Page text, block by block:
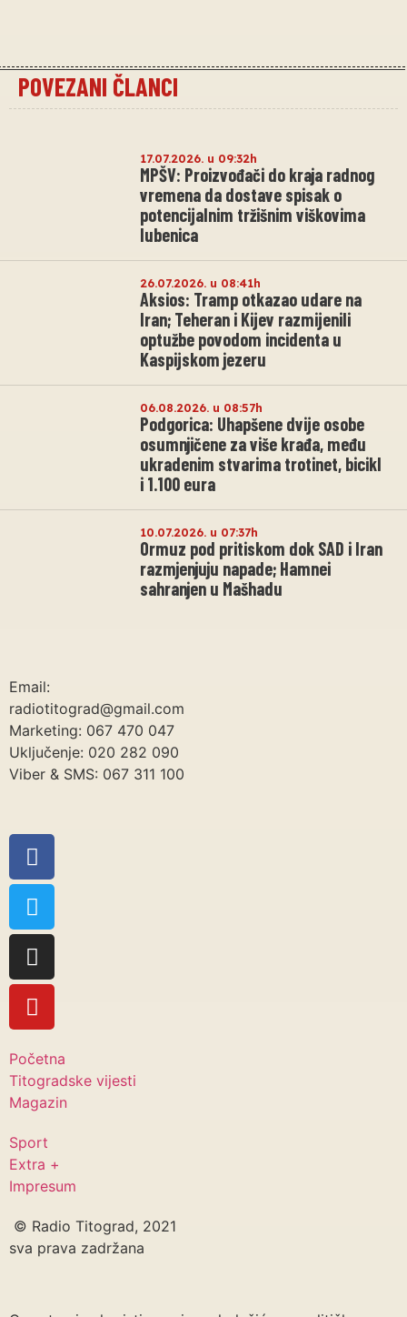
POVEZANI ČLANCI
17.07.2026. u 09:32h
MPŠV: Proizvođači do kraja radnog
vremena da dostave spisak o
potencijalnim tržišnim viškovima
lubenica
26.07.2026. u 08:41h
Aksios: Tramp otkazao udare na
Iran; Teheran i Kijev razmijenili
optužbe povodom incidenta u
Kaspijskom jezeru
06.08.2026. u 08:57h
Podgorica: Uhapšene dvije osobe
osumnjičene za više krađa, među
ukradenim stvarima trotinet, bicikl
i 1.100 eura
10.07.2026. u 07:37h
Ormuz pod pritiskom dok SAD i Iran
razmjenjuju napade; Hamnei
sahranjen u Mašhadu
Email:
radiotitograd@gmail.com
Marketing: 067 470 047
Uključenje: 020 282 090
Viber & SMS: 067 311 100
Početna
Titogradske vijesti
Magazin
Sport
Extra +
Impresum
© Radio Titograd, 2021
sva prava zadržana